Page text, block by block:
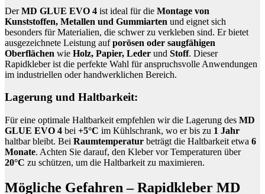
DerMD GLUE EVO 4 ist ideal für die Montage von
Kunststoffen, Metallen und Gummiarten und eignet sich
besonders für Materialien, die schwer zu verkleben sind. Er bietet
ausgezeichnete Leistung aufporösen oder saugfähigen
Oberflächen wie Holz, Papier, Leder und Stoff. Dieser
Rapidkleber ist die perfekte Wahl für anspruchsvolle Anwendungen
im industriellen oder handwerklichen Bereich.
Lagerung und Haltbarkeit:
Für eine optimale Haltbarkeit empfehlen wir die Lagerung des MD
GLUE EVO 4 bei +5°C im Kühlschrank, wo er bis zu 1 Jahr
haltbar bleibt. Bei Raumtemperatur beträgt die Haltbarkeit etwa 6
Monate. Achten Sie darauf, den Kleber vor Temperaturen über
20°C zu schützen, um die Haltbarkeit zu maximieren.
Mögliche Gefahren – Rapidkleber MD